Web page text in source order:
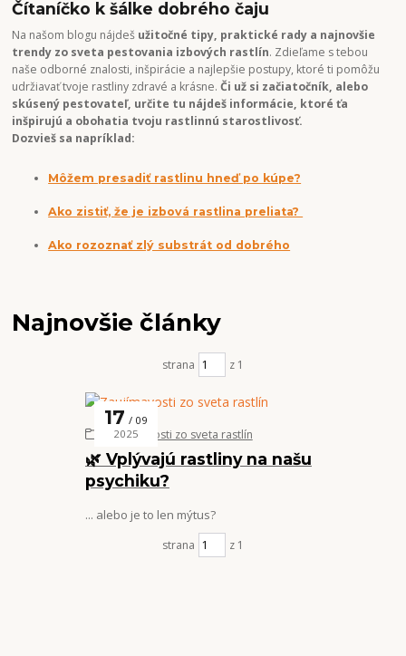
Čítaníčko k šálke dobrého čaju
Na našom blogu nájdeš užitočné tipy, praktické rady a najnovšie
trendy zo sveta pestovania izbových rastlín. Zdieľame s tebou
naše odborné znalosti, inšpirácie a najlepšie postupy, ktoré ti pomôžu
udržiavať tvoje rastliny zdravé a krásne.Či už si začiatočník, alebo
skúsený pestovateľ, určite tu nájdeš informácie, ktoré ťa
inšpirujú a obohatia tvoju rastlinnú starostlivosť.
Dozvieš sa napríklad:
Môžem presadiť rastlinu hneď po kúpe?
Ako zistiť, že je izbová rastlina preliata?
Ako rozoznať zlý substrát od dobrého
Najnovšie články
strana z 1
🌿 Vplývajú rastliny na našu
psychiku?
17
09
2025
Zaujímavosti zo sveta rastlín
... alebo je to len mýtus?
strana z 1